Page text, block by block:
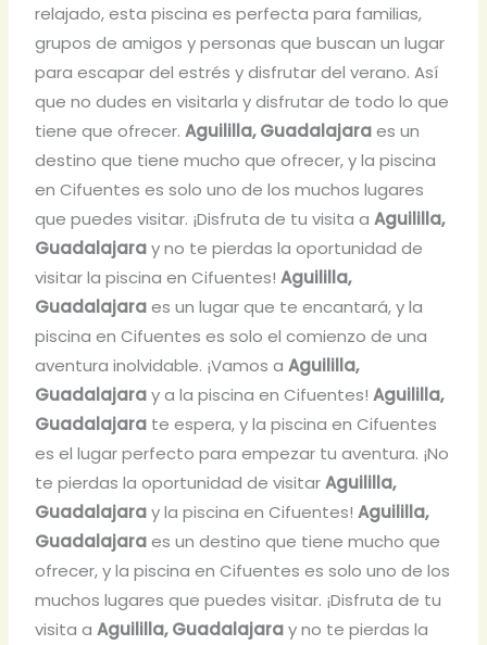
relajado, esta piscina es perfecta para familias,
grupos de amigos y personas que buscan un lugar
para escapar del estrés y disfrutar del verano. Así
que no dudes en visitarla y disfrutar de todo lo que
tiene que ofrecer.Aguililla, Guadalajaraes un
destino que tiene mucho que ofrecer, y la piscina
en Cifuentes es solo uno de los muchos lugares
que puedes visitar. ¡Disfruta de tu visita aAguililla,
Guadalajaray no te pierdas la oportunidad de
visitar la piscina en Cifuentes!Aguililla,
Guadalajaraes un lugar que te encantará, y la
piscina en Cifuentes es solo el comienzo de una
aventura inolvidable. ¡Vamos aAguililla,
Guadalajaray a la piscina en Cifuentes!Aguililla,
Guadalajara te espera, y la piscina en Cifuentes
es el lugar perfecto para empezar tu aventura. ¡No
te pierdas la oportunidad de visitarAguililla,
Guadalajaray la piscina en Cifuentes!Aguililla,
Guadalajaraes un destino que tiene mucho que
ofrecer, y la piscina en Cifuentes es solo uno de los
muchos lugares que puedes visitar. ¡Disfruta de tu
visita aAguililla, Guadalajaray no te pierdas la